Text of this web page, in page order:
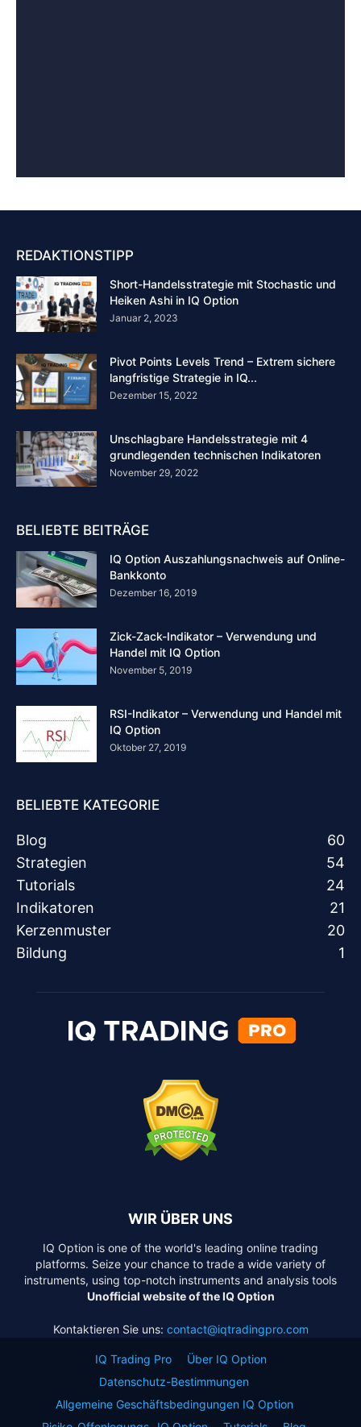
REDAKTIONSTIPP
Short-Handelsstrategie mit Stochastic und
Heiken Ashi in IQ Option
Januar 2, 2023
Pivot Points Levels Trend – Extrem sichere
langfristige Strategie in IQ...
Dezember 15, 2022
Unschlagbare Handelsstrategie mit 4
grundlegenden technischen Indikatoren
November 29, 2022
BELIEBTE BEITRÄGE
IQ Option Auszahlungsnachweis auf Online-
Bankkonto
Dezember 16, 2019
Zick-Zack-Indikator – Verwendung und
Handel mit IQ Option
November 5, 2019
RSI-Indikator – Verwendung und Handel mit
IQ Option
Oktober 27, 2019
BELIEBTE KATEGORIE
Blog
60
Strategien
54
Tutorials
24
Indikatoren
21
Kerzenmuster
20
Bildung
1
WIR ÜBER UNS
IQ Option is one of the world's leading online trading
platforms. Seize your chance to trade a wide variety of
instruments, using top-notch instruments and analysis tools
Unofficial website of the IQ Option
Kontaktieren Sie uns: contact@iqtradingpro.com
IQ Trading Pro
Über IQ Option
Datenschutz-Bestimmungen
Allgemeine Geschäftsbedingungen IQ Option